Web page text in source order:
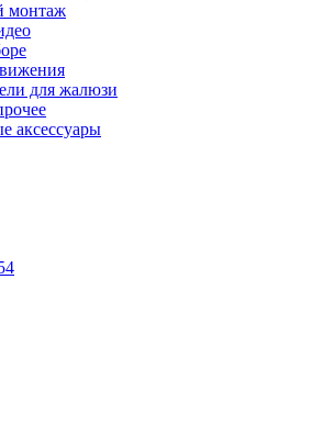
монтаж
для жалюзи
аксессуары